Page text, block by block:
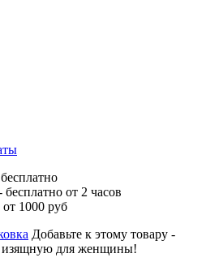
бесплатно от 2 часов
от 1000 руб
Добавьте к этому товару -
для женщины!